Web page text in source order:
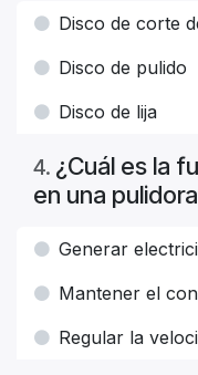
Disco de corte
Disco de pulido
Disco de lija
4. ¿Cuál es la
en una
Generar
Mantener el
Regular la